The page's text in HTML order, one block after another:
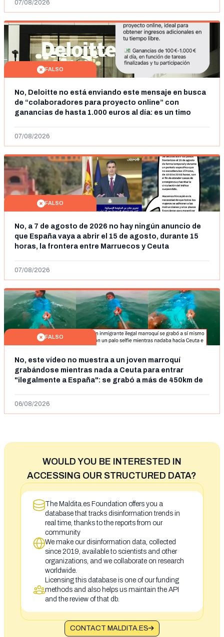
07/08/2026
FALSO
No, Deloitte no está enviando este mensaje en busca
de “colaboradores para proyecto online” con
ganancias de hasta 1.000 euros al día: es un timo
07/08/2026
FALSO
No, a 7 de agosto de 2026 no hay ningún anuncio de
que España vaya a abrir el 15 de agosto, durante 15
horas, la frontera entre Marruecos y Ceuta
07/08/2026
FALSO
No, este vídeo no muestra a un joven marroquí
grabándose mientras nada a Ceuta para entrar
"ilegalmente a España": se grabó a más de 450km de
06/08/2026
WOULD YOU BE INTERESTED IN
ACCESSING OUR STRUCTURED DATA?
The Maldita.es Foundation offers you a
database that tracks disinformation trends in
real time, thanks to the reports from our
community
We make our disinformation data, collected
since 2019, available to scientists and other
organizations, and we collaborate on research
worldwide.
Licensing this database is one of our funding
methods and also helps us maintain the API
and the review of that db.
CONTACT MALDITA.ES